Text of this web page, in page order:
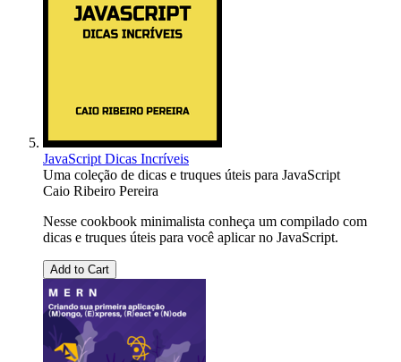
JavaScript Dicas Incríveis
Uma coleção de dicas e truques úteis para JavaScript
Caio Ribeiro Pereira
Nesse cookbook minimalista conheça um compilado com
dicas e truques úteis para você aplicar no JavaScript.
Add to Cart